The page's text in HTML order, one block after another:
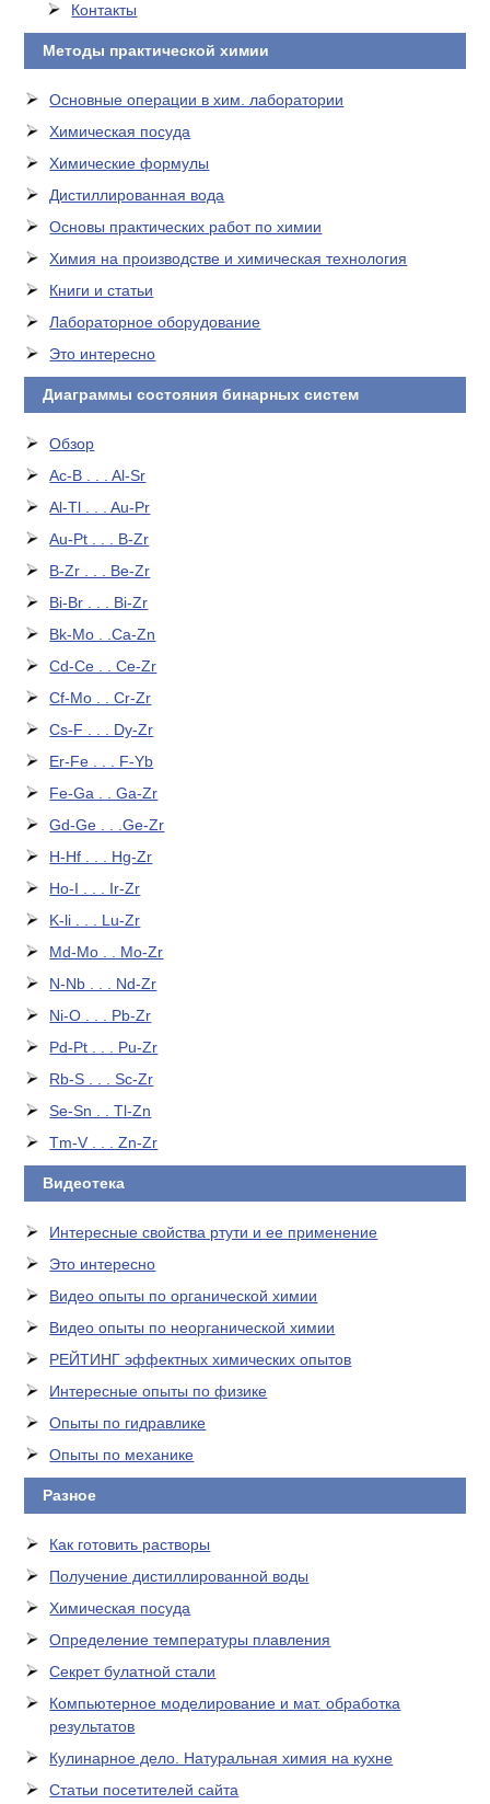
Контакты
Методы практической химии
Основные операции в хим. лаборатории
Химическая посуда
Химические формулы
Дистиллированная вода
Основы практических работ по химии
Химия на производстве и химическая технология
Книги и статьи
Лабораторное оборудование
Это интересно
Диаграммы состояния бинарных систем
Обзор
Ac-B . . . Al-Sr
Al-Tl . . . Au-Pr
Au-Pt . . . B-Zr
B-Zr . . . Be-Zr
Bi-Br . . . Bi-Zr
Bk-Mo . .Ca-Zn
Cd-Ce . . Ce-Zr
Cf-Mo . . Cr-Zr
Cs-F . . . Dy-Zr
Er-Fe . . . F-Yb
Fe-Ga . . Ga-Zr
Gd-Ge . . .Ge-Zr
H-Hf . . . Hg-Zr
Ho-I . . . Ir-Zr
K-li . . . Lu-Zr
Md-Mo . . Mo-Zr
N-Nb . . . Nd-Zr
Ni-O . . . Pb-Zr
Pd-Pt . . . Pu-Zr
Rb-S . . . Sc-Zr
Se-Sn . . Tl-Zn
Tm-V . . . Zn-Zr
Видеотека
Интересные свойства ртути и ее применение
Это интересно
Видео опыты по органической химии
Видео опыты по неорганической химии
РЕЙТИНГ эффектных химических опытов
Интересные опыты по физике
Опыты по гидравлике
Опыты по механике
Разное
Как готовить растворы
Получение дистиллированной воды
Химическая посуда
Определение температуры плавления
Секрет булатной стали
Компьютерное моделирование и мат. обработка
результатов
Кулинарное дело. Натуральная химия на кухне
Статьи посетителей сайта